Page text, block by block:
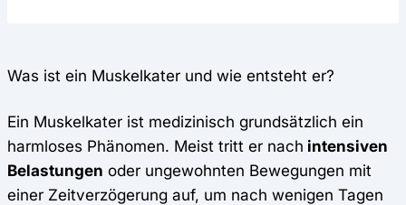
Was ist ein Muskelkater und wie entsteht er?
Ein Muskelkater ist medizinisch grundsätzlich ein
harmloses Phänomen. Meist tritt er nach intensiven
Belastungen oder ungewohnten Bewegungen mit
einer Zeitverzögerung auf, um nach wenigen Tagen